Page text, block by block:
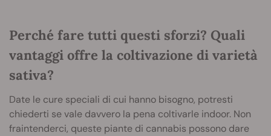
Perché fare tutti questi sforzi? Quali
vantaggi offre la coltivazione di varietà
sativa?
Date le cure speciali di cui hanno bisogno, potresti
chiederti se vale davvero la pena coltivarle indoor. Non
fraintenderci, queste piante di cannabis possono dare